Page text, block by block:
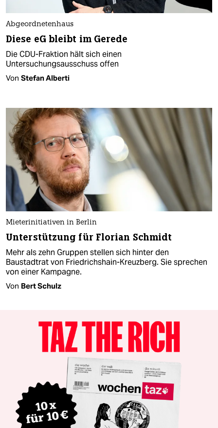
Abgeordnetenhaus
Diese eG bleibt im Gerede
Die CDU-Fraktion hält sich einen
Untersuchungsausschuss offen
Von Stefan Alberti
Mieterinitiativen in Berlin
Unterstützung für Florian Schmidt
Mehr als zehn Gruppen stellen sich hinter den
Baustadtrat von Friedrichshain-Kreuzberg. Sie sprechen
von einer Kampagne.
Von Bert Schulz